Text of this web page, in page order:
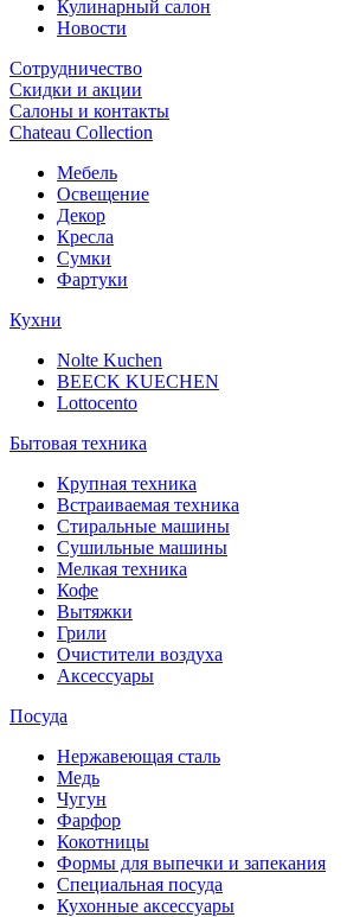
Кулинарный салон
Новости
Сотрудничество
Скидки и акции
Салоны и контакты
Chateau Collection
Мебель
Освещение
Декор
Кресла
Сумки
Фартуки
Кухни
Nolte Kuchen
BEECK KUECHEN
Lottocento
Бытовая техника
Крупная техника
Встраиваемая техника
Стиральные машины
Сушильные машины
Мелкая техника
Кофе
Вытяжки
Грили
Очистители воздуха
Аксессуары
Посуда
Нержавеющая сталь
Медь
Чугун
Фарфор
Кокотницы
Формы для выпечки и запекания
Специальная посуда
Кухонные аксессуары